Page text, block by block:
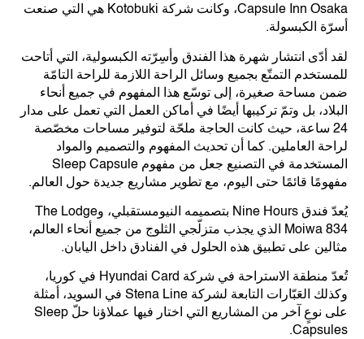
Capsule Inn Osaka، وكانت شركة Kotobuki هي التي صنعت
أسرّة الكبسولة.
لقد أدّى انتشار شهرة هذا الفندق وأسِرّته الكبسولية، التي أتاحت
للمستخدم التمتّع بجميع وسائل الراحة اللازمة للراحة التامّة
ضمن مساحة صغيرة، إلى توسّع هذا المفهوم في جميع أنحاء
البلاد، بل وتمّ تركيبها أيضًا في أماكن العمل التي تعمل على مدار
24 ساعة، حيث كانت الحاجة ملحّة لتوفير مساحات مخصّصة
لراحة العاملين. كما أن تحديث المفهوم والتصميم والمواد
المستخدمة في التصنيع جعل من مفهوم Sleep Capsule
مفهومًا قائمًا حتى اليوم، مع تطوير مشاريع جديدة حول العالم.
يُعدّ فندق Nine Hours بتصميمه النيومستقبلي، وThe Lodge
Moiwa 834 الذي يجذب متزلّجي الثلوج من جميع أنحاء العالم،
مثالين على تطبيق هذه الحلول في الفنادق داخل اليابان.
تُعدّ منطقة الاستراحة في شركة Hyundai Card في كوريا،
وكذلك العَبّارات التابعة لشركة Stena Line في السويد، أمثلة
على نوعٍ آخر من المشاريع التي اختار فيها عملاؤنا حلّ Sleep
Capsules.